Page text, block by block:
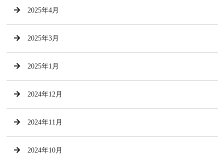
2025年4月
2025年3月
2025年1月
2024年12月
2024年11月
2024年10月